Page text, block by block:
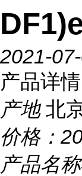
2021-
产品详情
产地 北
价格：
产品名称